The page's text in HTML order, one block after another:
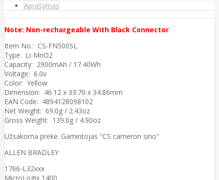
Aprašymas
Note: Non-rechargeable With Black Connector
Item No.: CS-FN500SL
Type: Li-MnO2
Capacity: 2900mAh / 17.40Wh
Voltage: 6.0v
Color: Yellow
Dimension: 46.12 x 33.70 x 34.86mm
EAN Code: 4894128098102
Net Weight: 69.0g / 2.43oz
Gross Weight: 139.0g / 4.90oz
Užsakoma prekė. Gamintojas "CS cameron sino"
ALLEN BRADLEY
1766-L32xxx
MicroLogix 1400